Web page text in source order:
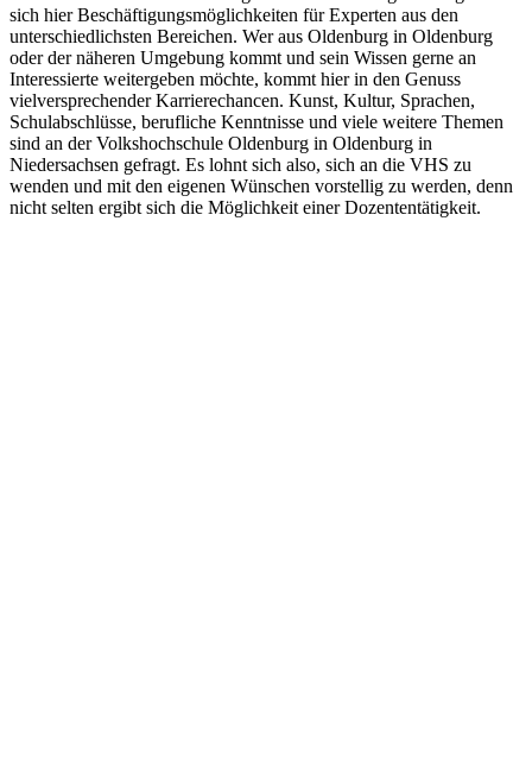
sich hier Beschäftigungsmöglichkeiten für Experten aus den
unterschiedlichsten Bereichen. Wer aus Oldenburg in Oldenburg
oder der näheren Umgebung kommt und sein Wissen gerne an
Interessierte weitergeben möchte, kommt hier in den Genuss
vielversprechender Karrierechancen. Kunst, Kultur, Sprachen,
Schulabschlüsse, berufliche Kenntnisse und viele weitere Themen
sind an der Volkshochschule Oldenburg in Oldenburg in
Niedersachsen gefragt. Es lohnt sich also, sich an die VHS zu
wenden und mit den eigenen Wünschen vorstellig zu werden, denn
nicht selten ergibt sich die Möglichkeit einer Dozententätigkeit.